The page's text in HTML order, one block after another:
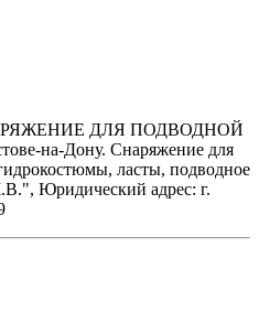
ДЛЯ ПОДВОДНОЙ
на-Дону. Снаряжение для
ласты, подводное
Юридический адрес: г.